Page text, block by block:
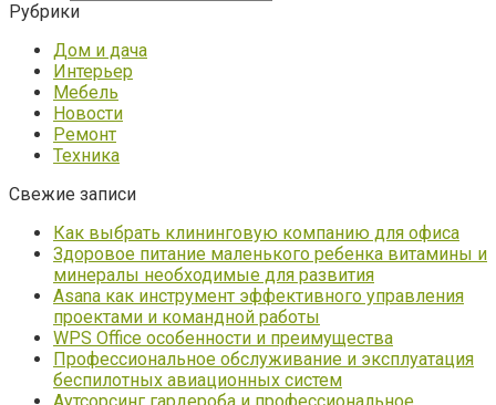
Рубрики
Дом и дача
Интерьер
Мебель
Новости
Ремонт
Техника
Свежие записи
Как выбрать клининговую компанию для офиса
Здоровое питание маленького ребенка витамины и
минералы необходимые для развития
Asana как инструмент эффективного управления
проектами и командной работы
WPS Office особенности и преимущества
Профессиональное обслуживание и эксплуатация
беспилотных авиационных систем
Аутсорсинг гардероба и профессиональное